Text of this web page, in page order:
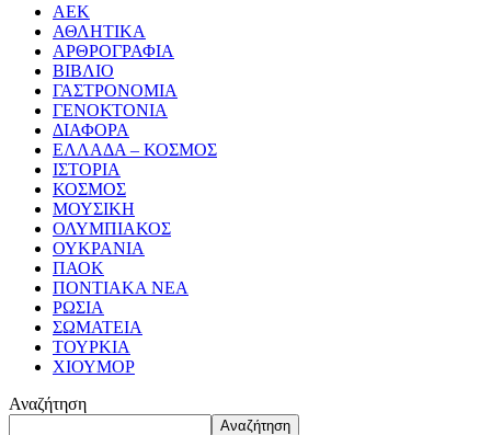
ΑΕΚ
ΑΘΛΗΤΙΚΑ
ΑΡΘΡΟΓΡΑΦΙΑ
ΒΙΒΛΙΟ
ΓΑΣΤΡΟΝΟΜΙΑ
ΓΕΝΟΚΤΟΝΙΑ
ΔΙΑΦΟΡΑ
ΕΛΛΑΔΑ – ΚΟΣΜΟΣ
ΙΣΤΟΡΙΑ
ΚΟΣΜΟΣ
ΜΟΥΣΙΚΗ
ΟΛΥΜΠΙΑΚΟΣ
ΟΥΚΡΑΝΙΑ
ΠΑΟΚ
ΠΟΝΤΙΑΚΑ ΝΕΑ
ΡΩΣΙΑ
ΣΩΜΑΤΕΙΑ
ΤΟΥΡΚΙΑ
ΧΙΟΥΜΟΡ
Αναζήτηση
Αναζήτηση